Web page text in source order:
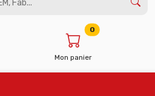
Mon panier
0